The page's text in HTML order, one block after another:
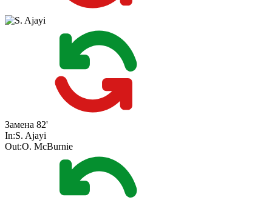
Замена 82'
In:S. Ajayi
Out:O. McBurnie